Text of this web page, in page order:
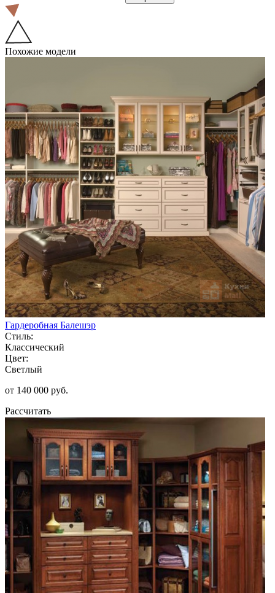
Похожие модели
Гардеробная Балешэр
Стиль:
Классический
Цвет:
Светлый
от 140 000 руб.
Рассчитать